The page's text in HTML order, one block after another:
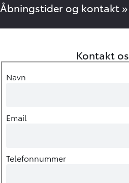
Åbningstider og kontakt »
Kontakt os
Navn
Email
Telefonnummer